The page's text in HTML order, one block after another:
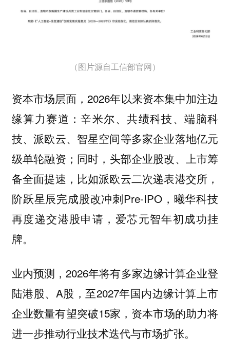
（图片源自工信部官网）
资本市场层面，2026年以来资本集中加注边
缘算力赛道：辛米尔、共绩科技、端脑科
技、派欧云、智星空间等多家企业落地亿元
级单轮融资；同时，头部企业股改、上市筹
备全面提速，比如派欧云二次递表港交所，
阶跃星辰完成股改冲刺Pre-IPO，曦华科技
再度递交港股申请，爱芯元智年初成功挂
牌。
业内预测，2026年将有多家边缘计算企业登
陆港股、A股，至2027年国内边缘计算上市
企业数量有望突破15家，资本市场的助力将
进一步推动行业技术迭代与市场扩张。